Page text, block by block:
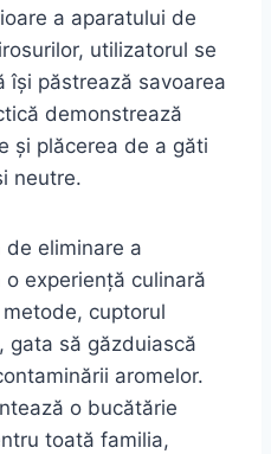
a aparatului de
utilizatorul se
își păstrează savoarea
demonstrează
și plăcerea de a găti
neutre.
de eliminare a
experiență culinară
cuptorul
gata să găzduiască
aromelor.
o bucătărie
toată familia,